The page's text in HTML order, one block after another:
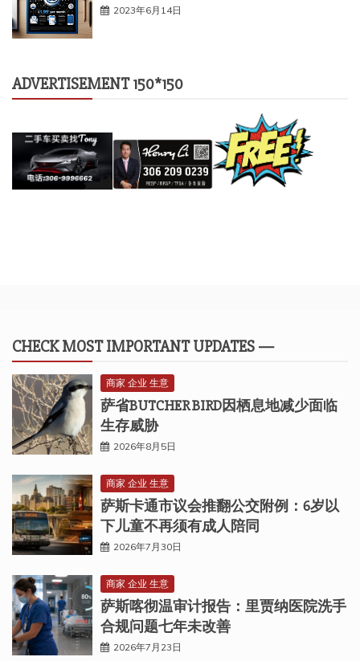
2023年6月14日
ADVERTISEMENT 150*150
CHECK MOST IMPORTANT UPDATES —
商家 企业 生意
萨省BUTCHER BIRD因栖息地减少面临
生存威胁
2026年8月5日
商家 企业 生意
萨斯卡通市议会推翻公交附例：6岁以
下儿童不再须有成人陪同
2026年7月30日
商家 企业 生意
萨斯喀彻温审计报告：里贾纳医院洗手
合规问题七年未改善
2026年7月23日